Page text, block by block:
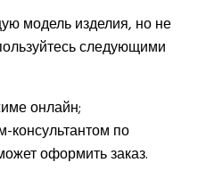
модель изделия, но не
следующими
онлайн;
консультантом по
оформить заказ.